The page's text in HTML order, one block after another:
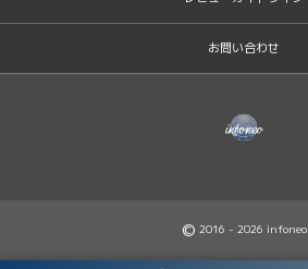
お問い合わせ
© 2016 - 2026 infoneo